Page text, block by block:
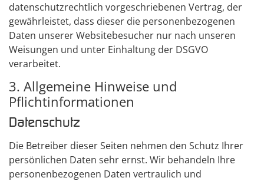
datenschutzrechtlich vorgeschriebenen Vertrag, der
gewährleistet, dass dieser die personenbezogenen
Daten unserer Websitebesucher nur nach unseren
Weisungen und unter Einhaltung der DSGVO
verarbeitet.
3. Allgemeine Hinweise und
Pflicht­informationen
Datenschutz
Die Betreiber dieser Seiten nehmen den Schutz Ihrer
persönlichen Daten sehr ernst. Wir behandeln Ihre
personenbezogenen Daten vertraulich und